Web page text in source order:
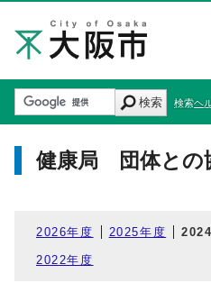
検索 検索ヘ
健康局 団体との
2026年度 2025年度
2022年度